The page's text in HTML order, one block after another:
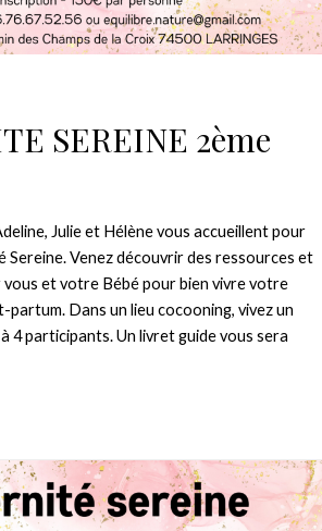
SEREINE 2ème
Julie et Hélène vous accueillent pour
Venez découvrir des ressources et
et votre Bébé pour bien vivre votre
Dans un lieu cocooning, vivez un
4 participants. Un livret guide vous sera